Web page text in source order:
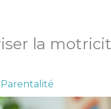
la
Parentalité